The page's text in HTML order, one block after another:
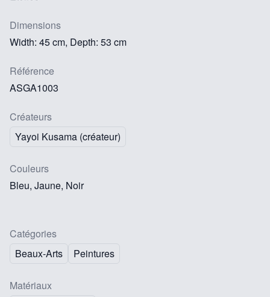
Dimensions
Width: 45 cm, Depth: 53 cm
Référence
ASGA1003
Créateurs
Yayoi Kusama (créateur)
Couleurs
Bleu, Jaune, Noir
Catégories
Beaux-Arts
Peintures
Matériaux